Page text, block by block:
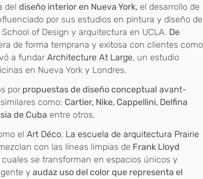
del diseño interior en Nueva York, el desarrollo de
por sus estudios en pintura y diseño de
of Design y arquitectura en UCLA. De
de forma temprana y exitosa con clientes como
a fundarArchitecture At Large, un estudio
en Nueva York y Londres.
por propuestas de diseño conceptual avant-
como: Cartier, Nike, Cappellini, Delfina
de Cuba entre otros.
elArt Déco, La escuela de arquitectura Prairie
con las líneas limpias de Frank Lloyd
cuales se transforman en espacios únicos y
y audaz uso del color que representa el